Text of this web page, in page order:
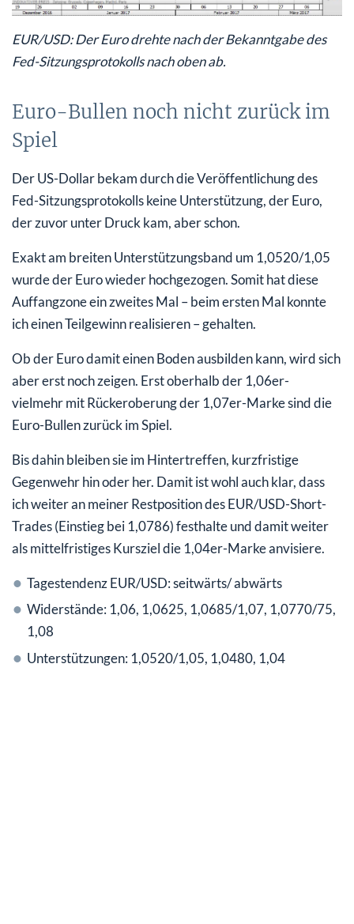
EUR/USD: Der Euro drehte nach der Bekanntgabe des
Fed-Sitzungsprotokolls nach oben ab.
Euro-Bullen noch nicht zurück im
Spiel
Der US-Dollar bekam durch die Veröffentlichung des
Fed-Sitzungsprotokolls keine Unterstützung, der Euro,
der zuvor unter Druck kam, aber schon.
Exakt am breiten Unterstützungsband um 1,0520/1,05
wurde der Euro wieder hochgezogen. Somit hat diese
Auffangzone ein zweites Mal – beim ersten Mal konnte
ich einen Teilgewinn realisieren – gehalten.
Ob der Euro damit einen Boden ausbilden kann, wird sich
aber erst noch zeigen. Erst oberhalb der 1,06er-
vielmehr mit Rückeroberung der 1,07er-Marke sind die
Euro-Bullen zurück im Spiel.
Bis dahin bleiben sie im Hintertreffen, kurzfristige
Gegenwehr hin oder her. Damit ist wohl auch klar, dass
ich weiter an meiner Restposition des EUR/USD-Short-
Trades (Einstieg bei 1,0786) festhalte und damit weiter
als mittelfristiges Kursziel die 1,04er-Marke anvisiere.
Tagestendenz EUR/USD: seitwärts/ abwärts
Widerstände: 1,06, 1,0625, 1,0685/1,07, 1,0770/75,
1,08
Unterstützungen: 1,0520/1,05, 1,0480, 1,04